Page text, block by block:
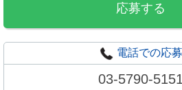
応募する
電話での応募
03-5790-5151